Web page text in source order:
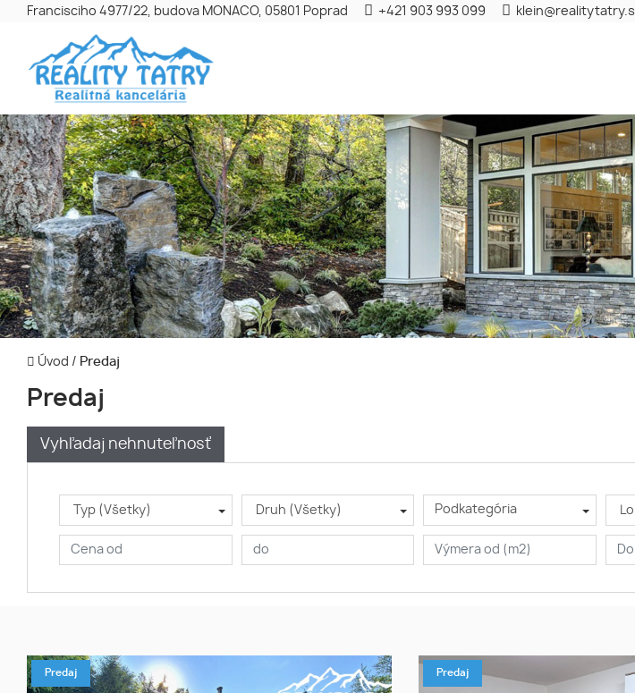
Francisciho 4977/22, budova MONACO, 05801 Poprad +421 903 993 099
Úvod / Predaj
Predaj
Vyhľadaj nehnuteľnosť
Typ (Všetky) Druh (Všetky) Podkategória
Predaj Predaj